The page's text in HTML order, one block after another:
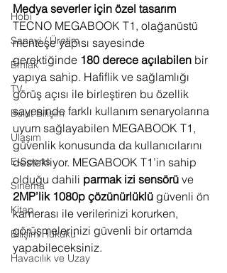
Hobi
Sanayi / Üretim
Emlak
TV
Bulut Bilişim
Ulaşım
E-Sports
Sinema
Kitap
Bilişim Hukuku
Havacılık ve Uzay
Medya severler için özel tasarım
TECNO MEGABOOK T1, olağanüstü
menteşe yapısı sayesinde
gerektiğinde 180 derece açılabilen bir
yapıya sahip. Hafiflik ve sağlamlığı
görüş açısı ile birleştiren bu özellik
sayesinde farklı kullanım senaryolarına
uyum sağlayabilen MEGABOOK T1,
güvenlik konusunda da kullanıcılarını
destekliyor. MEGABOOK T1’in sahip
olduğu dahili parmak izi sensörü ve
2MP’lik 1080p çözünürlüklü güvenli ön
kamerası ile verilerinizi korurken,
görüşmelerinizi güvenli bir ortamda
yapabileceksiniz.